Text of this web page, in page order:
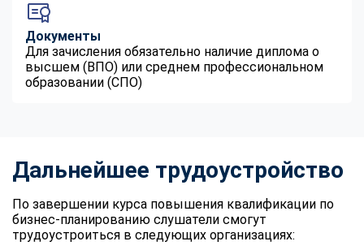
Документы
Для зачисления обязательно наличие диплома о
высшем (ВПО) или среднем профессиональном
образовании (СПО)
Дальнейшее трудоустройство
По завершении курса повышения квалификации по
бизнес-планированию слушатели смогут
трудоустроиться в следующих организациях: